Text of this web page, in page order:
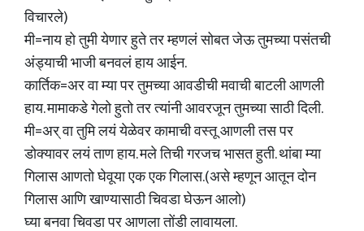
विचारले)
मी=नाय हो तुमी येणार हुते तर म्हणलं सोबत जेऊ तुमच्या पसंतची
अंड्याची भाजी बनवलं हाय आईन.
कार्तिक=अर वा म्या पर तुमच्या आवडीची मवाची बाटली आणली
हाय. मामाकडे गेलो हुतो तर त्यांनी आवरजून तुमच्या साठी दिली.
मी=अर् वा तुमि लयं येळेवर कामाची वस्तू आणली तस पर
डोक्यावर लयं ताण हाय. मले तिची गरजच भासत हुती. थांबा म्या
गिलास आणतो घेवूया एक एक गिलास.(असे म्हणून आतून दोन
गिलास आणि खाण्यासाठी चिवडा घेऊन आलो)
घ्या बनवा चिवडा पर आणला तोंडी लावायला.